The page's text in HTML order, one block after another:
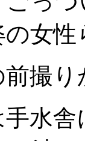
の女
撮り
水